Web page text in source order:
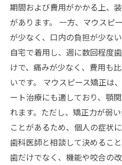
期間および費用がかかる上、
があります。 一方、マウスピ
が少なく、口内の負担が少な
自宅で着用し、週に数回程度
けで、痛みが少なく、費用も
いです。 マウスピース矯正は
ート治療にも適しており、顎
れます。ただし、矯正力が弱
ことがあるため、個人の症状
歯科医師と相談して決めるこ
歯だけでなく、機能や咬合の